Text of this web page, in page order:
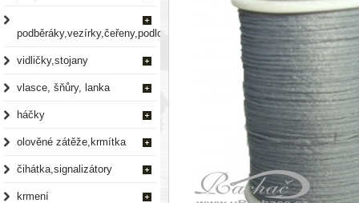
podběráky,vezírky,čeřeny,podložky
vidličky,stojany
vlasce, šňůry, lanka
háčky
olověné zátěže,krmítka
čihátka,signalizátory
krmení